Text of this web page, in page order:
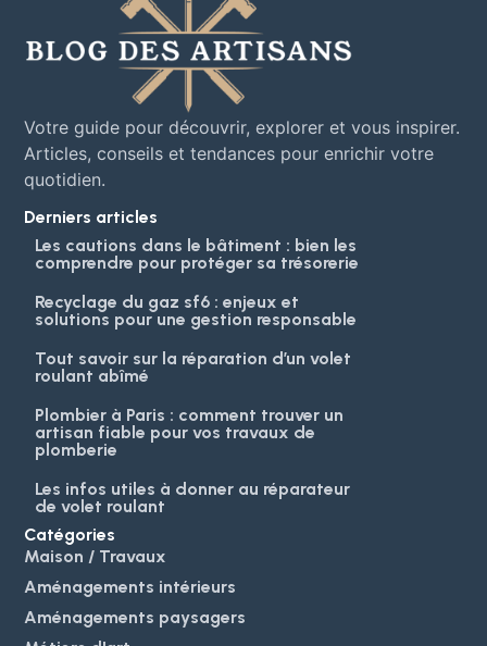
Votre guide pour découvrir, explorer et vous inspirer.
Articles, conseils et tendances pour enrichir votre
quotidien.
Derniers articles
Les cautions dans le bâtiment : bien les
comprendre pour protéger sa trésorerie
Recyclage du gaz sf6 : enjeux et
solutions pour une gestion responsable
Tout savoir sur la réparation d’un volet
roulant abîmé
Plombier à Paris : comment trouver un
artisan fiable pour vos travaux de
plomberie
Les infos utiles à donner au réparateur
de volet roulant
Catégories
Maison / Travaux
Aménagements intérieurs
Aménagements paysagers